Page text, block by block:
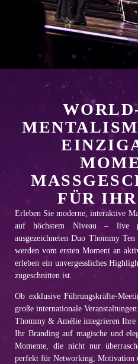
ÜR IHR
Erleben Sie moderne, interaktive
auf höchstem Niveau – live
ausgezeichneten Duo Thommy Ten
werden vom ersten Moment an
erleben ein unvergessliches
zugeschnitten ist.
Ob exklusive Führungskräfte-
große internationale Veranstaltungen:
Thommy & Amélie integrieren Ihre
Ihr Branding auf magische und
Momente, die nicht nur
perfekt für Networking, Motivation